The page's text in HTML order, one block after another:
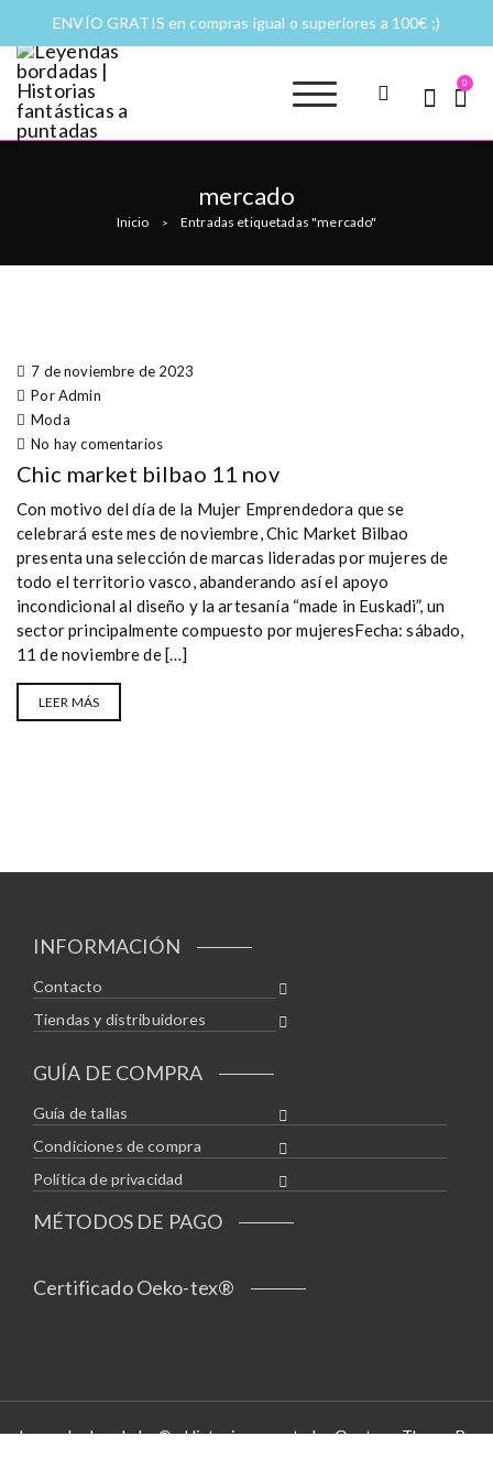
ENVÍO GRATIS en compras igual o superiores a 100€ ;)
0
mercado
Inicio > Entradas etiquetadas "mercado"
7 de noviembre de 2023
Por Admin
Moda
No hay comentarios
Chic market bilbao 11 nov
Con motivo del día de la Mujer Emprendedora que se
celebrará este mes de noviembre, Chic Market Bilbao
presenta una selección de marcas lideradas por mujeres de
todo el territorio vasco, abanderando así el apoyo
incondicional al diseño y la artesanía “made in Euskadi”, un
sector principalmente compuesto por mujeresFecha: sábado,
11 de noviembre de […]
LEER MÁS
INFORMACIÓN
Contacto
Tiendas y distribuidores
GUÍA DE COMPRA
Guía de tallas
Condiciones de compra
Política de privacidad
MÉTODOS DE PAGO
Certificado Oeko-tex®
Leyendas bordadas® - Historias a puntadas Opstore Theme By